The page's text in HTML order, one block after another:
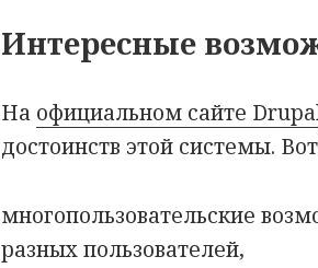
Интересные
На официальном сайте
достоинств этой системы.
многопользовательские
разных пользователей,